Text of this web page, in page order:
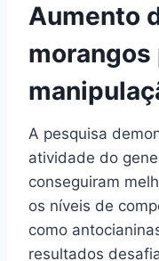
Aumento
morangos
A pesquisa
atividade do
conseguiram
os níveis de
como
resultados